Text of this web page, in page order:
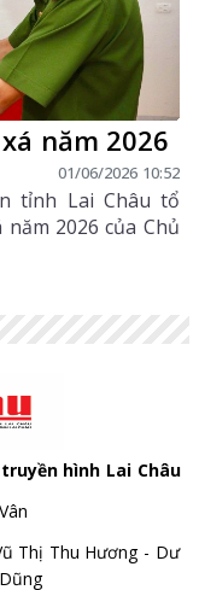
năm 2026
01/06/2026 10:52
tỉnh Lai Châu tổ
2026 của Chủ
hình Lai Châu
Thị Thu Hương - Dư